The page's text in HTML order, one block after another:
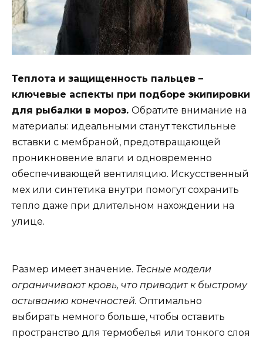
Теплота и защищенность пальцев –
ключевые аспекты при подборе экипировки
для рыбалки в мороз. Обратите внимание на
материалы: идеальными станут текстильные
вставки с мембраной, предотвращающей
проникновение влаги и одновременно
обеспечивающей вентиляцию. Искусственный
мех или синтетика внутри помогут сохранить
тепло даже при длительном нахождении на
улице.
Размер имеет значение. Тесные модели
ограничивают кровь, что приводит к быстрому
остыванию конечностей. Оптимально
выбирать немного больше, чтобы оставить
пространство для термобелья или тонкого слоя